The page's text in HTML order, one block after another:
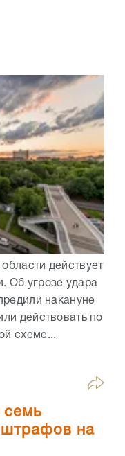
действует
Об угрозе удара
накануне
действовать по
схеме...
семь
штрафов на